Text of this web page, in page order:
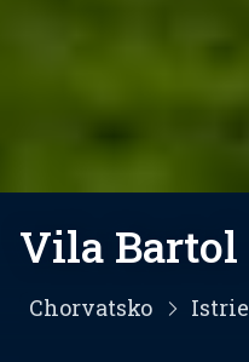
Vila Bartol
Chorvatsko Istrie